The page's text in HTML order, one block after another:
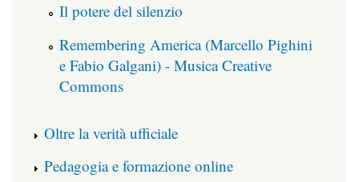
Il potere del silenzio
Remembering America (Marcello Pighini
e Fabio Galgani) - Musica Creative
Commons
Oltre la verità ufficiale
Pedagogia e formazione online